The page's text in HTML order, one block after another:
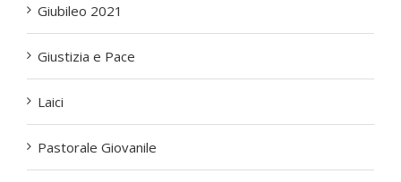
Giubileo 2021
Giustizia e Pace
Laici
Pastorale Giovanile